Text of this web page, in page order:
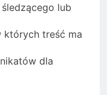
lub
których treść ma
dla